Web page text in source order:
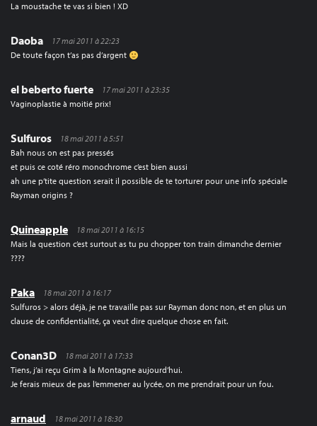
La moustache te vas si bien ! XD
Daoba
17 mai 2011 à 22:23
De toute façon t’as pas d’argent
el beberto fuerte
17 mai 2011 à 23:35
Vaginoplastie à moitié prix!
Sulfuros
18 mai 2011 à 5:51
Bah nous on est pas pressés
et puis ce coté réro monochrome c’est bien aussi
ah une p’tite question serait il possible de te torturer pour une info spéciale
Rayman origins ?
Quineapple
18 mai 2011 à 16:15
Mais la question c’est surtout as tu pu chopper ton train dimanche dernier
????
Paka
18 mai 2011 à 16:17
Sulfuros > alors déjà, je ne travaille pas sur Rayman donc non, et en plus un
clause de confidentialité, ça veut dire quelque chose en fait.
Conan3D
18 mai 2011 à 17:33
Tiens, j’ai reçu Grim à la Montagne aujourd’hui.
Je ferais mieux de pas l’emmener au lycée, on me prendrait pour un fou.
arnaud
18 mai 2011 à 18:30